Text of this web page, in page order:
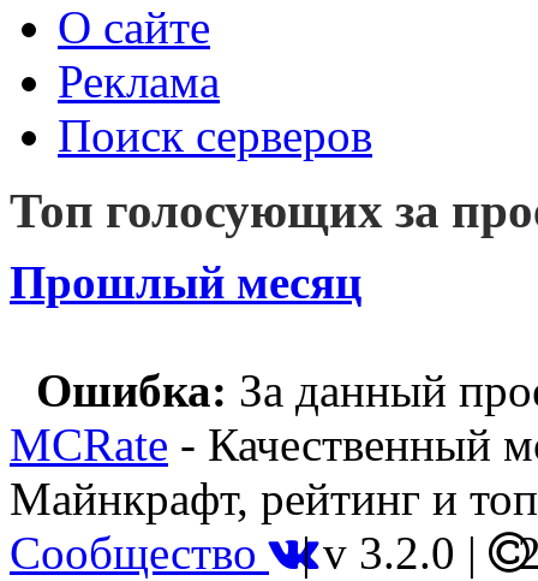
О сайте
Реклама
Поиск серверов
Топ голосующих за
Прошлый месяц
Ошибка: За данный
MCRate - Качественный
Майнкрафт, рейтинг и
Сообщество |v 3.2.0 |